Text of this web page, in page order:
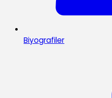
Biyografiler